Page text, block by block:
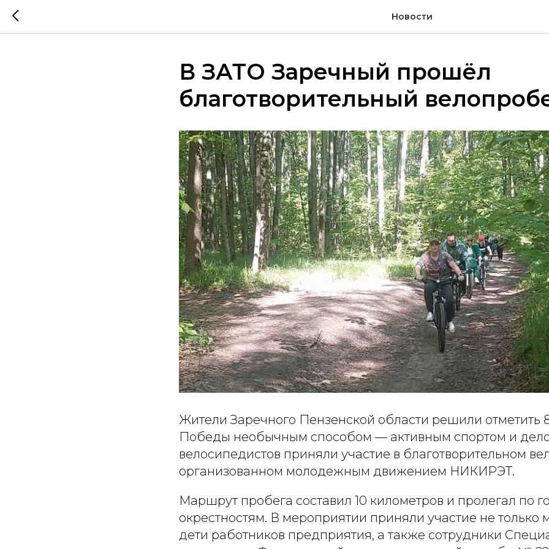
Новости
В ЗАТО Заречный прошёл
благотворительный
Жители Заречного Пензенской области решили отметить
Победы необычным способом — активным спортом и
велосипедистов приняли участие в благотворительном
организованном молодежным движением НИКИРЭТ.
Маршрут пробега составил 10 километров и пролегал по
окрестностям. В мероприятии приняли участие не только
дети работников предприятия, а также сотрудники